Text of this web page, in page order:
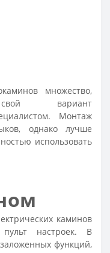
множество,
вариант
Монтаж
однако лучше
использовать
каминов
пульт настроек. В
функций,